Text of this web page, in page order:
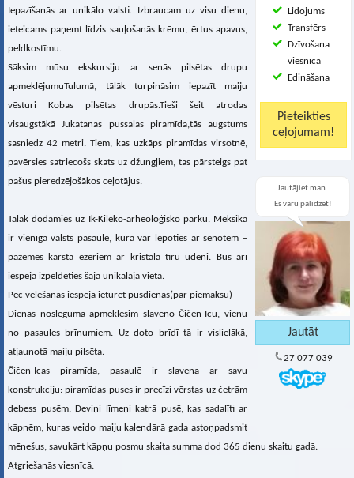
Lidojums
Transfērs
Dzīvošana
viesnīcā
Ēdināšana
Jautājiet man.
Es varu palīdzēt!
27 077 039
Iepazīšanās ar unikālo valsti. Izbraucam uz visu dienu,
ieteicams paņemt līdzis sauļošanās krēmu, ērtus apavus,
peldkostīmu.
Sāksim mūsu ekskursiju ar senās pilsētas drupu
apmeklējumuTulumā, tālāk turpināsim iepazīt maiju
vēsturi Kobas pilsētas drupās.Tieši šeit atrodas
visaugstākā Jukatanas pussalas piramīda,tās augstums
sasniedz 42 metri. Tiem, kas uzkāps piramīdas virsotnē,
pavērsies satriecošs skats uz džungļiem, tas pārsteigs pat
pašus pieredzējošākos ceļotājus.
Tālāk dodamies uz Ik-Kileko-arheoloģisko parku. Meksika
ir vienīgā valsts pasaulē, kura var lepoties ar senotēm –
pazemes karsta ezeriem ar kristāla tīru ūdeni. Būs arī
iespēja izpeldēties šajā unikālajā vietā.
Pēc vēlēšanās iespēja ieturēt pusdienas(par piemaksu)
Dienas noslēgumā apmeklēsim slaveno Čičen-Icu, vienu
no pasaules brīnumiem. Uz doto brīdī tā ir vislielākā,
atjaunotā maiju pilsēta.
Čičen-Icas piramīda, pasaulē ir slavena ar savu
konstrukciju: piramīdas puses ir precīzi vērstas uz četrām
debess pusēm. Deviņi līmeņi katrā pusē, kas sadalīti ar
kāpnēm, kuras veido maiju kalendārā gada astoņpadsmit
mēnešus, savukārt kāpņu posmu skaita summa dod 365 dienu skaitu gadā.
Atgriešanās viesnīcā.